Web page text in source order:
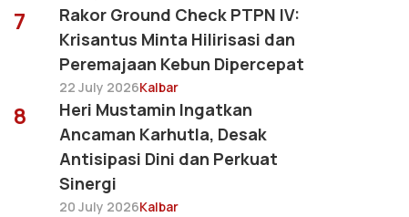
7
Rakor Ground Check PTPN IV:
Krisantus Minta Hilirisasi dan
Peremajaan Kebun Dipercepat
22 July 2026Kalbar
8
Heri Mustamin Ingatkan
Ancaman Karhutla, Desak
Antisipasi Dini dan Perkuat
Sinergi
20 July 2026Kalbar